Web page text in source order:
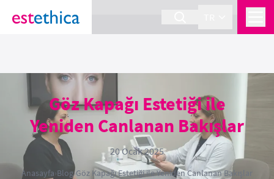
section Service {
Göz Kapağı Estetiği ile
Yeniden Canlanan Bakışlar
20 Ocak 2025
Anasayfa›Blog›Göz Kapağı Estetiği ile Yeniden Canlanan Bakışlar